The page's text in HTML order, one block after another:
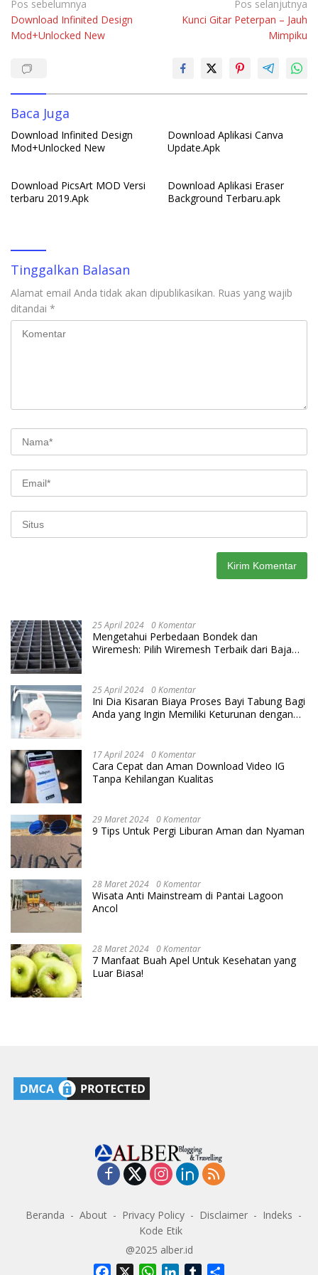
e
b
k
at
s
p
e
ar
e
Navigasi
pos
Pos sebelumnya
Download Infinited Design
Mod+Unlocked New
Pos selanjutnya
Kunci Gitar Peterpan – Jauh
Mimpiku
Baca Juga
Download Infinited Design
Mod+Unlocked New
Download Aplikasi Canva
Update.Apk
Download PicsArt MOD Versi
terbaru 2019.Apk
Download Aplikasi Eraser
Background Terbaru.apk
Tinggalkan Balasan
Alamat email Anda tidak akan dipublikasikan. Ruas yang wajib
ditandai *
25 April 2024 0 Komentar
Mengetahui Perbedaan Bondek dan
Wiremesh: Pilih Wiremesh Terbaik dari Baja
25 April 2024 0 Komentar
Ini Dia Kisaran Biaya Proses Bayi Tabung Bagi
Anda yang Ingin Memiliki Keturunan dengan
17 April 2024 0 Komentar
Cara Cepat dan Aman Download Video IG
Tanpa Kehilangan Kualitas
29 Maret 2024 0 Komentar
9 Tips Untuk Pergi Liburan Aman dan Nyaman
28 Maret 2024 0 Komentar
Wisata Anti Mainstream di Pantai Lagoon
Ancol
28 Maret 2024 0 Komentar
7 Manfaat Buah Apel Untuk Kesehatan yang
Luar Biasa!
Beranda About Privacy Policy Disclaimer
Indeks
Kode Etik
@2025 alber.id
W
T